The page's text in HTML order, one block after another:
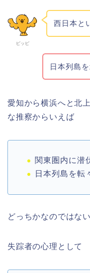
ピッピ
西日本と
日本列島
愛知から横浜へと北
な推察からいえば
関東圏内に潜
日本列島を転
どっちかなのではな
失踪者の心理として